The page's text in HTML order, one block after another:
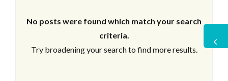
No posts were found which match your search
criteria.
Try broadening your search to find more results.